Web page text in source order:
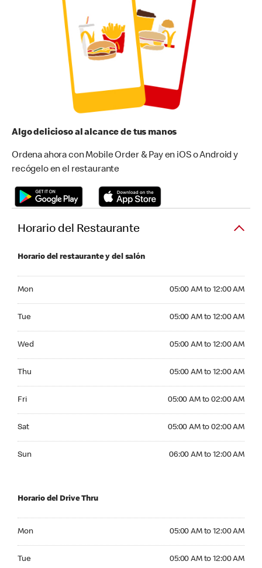
Algo delicioso al alcance de tus manos
Ordena ahora con Mobile Order & Pay en iOS o Android y
recógelo en el restaurante
Horario del Restaurante
Horario del restaurante y del salón
Mon 05:00 AM to 12:00 AM
Tue 05:00 AM to 12:00 AM
Wed 05:00 AM to 12:00 AM
Thu 05:00 AM to 12:00 AM
Fri 05:00 AM to 02:00 AM
Sat 05:00 AM to 02:00 AM
Sun 06:00 AM to 12:00 AM
Horario del Drive Thru
Mon 05:00 AM to 12:00 AM
Tue 05:00 AM to 12:00 AM